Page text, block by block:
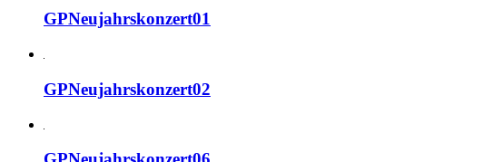
GPNeujahrskonzert01
GPNeujahrskonzert02